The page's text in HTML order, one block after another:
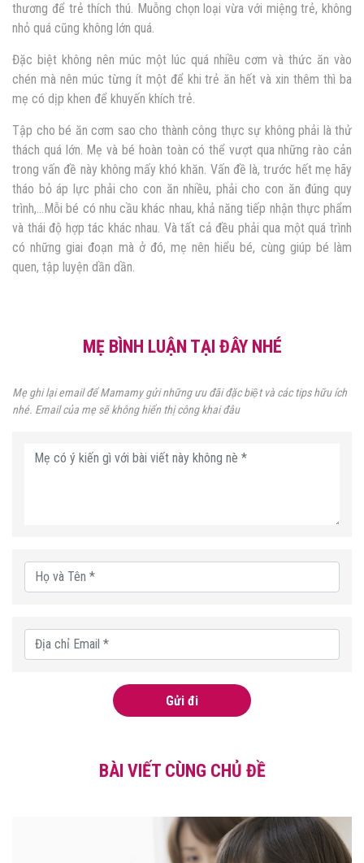
thương để trẻ thích thú. Muỗng chọn loại vừa với miệng trẻ, không
nhỏ quá cũng không lớn quá.
Đặc biệt không nên múc một lúc quá nhiều cơm và thức ăn vào
chén mà nên múc từng ít một để khi trẻ ăn hết và xin thêm thì ba
mẹ có dịp khen để khuyến khích trẻ.
Tập cho bé ăn cơm sao cho thành công thực sự không phải là thử
thách quá lớn. Mẹ và bé hoàn toàn có thể vượt qua những rào cản
trong vấn đề này không mấy khó khăn. Vấn đề là, trước hết mẹ hãy
tháo bỏ áp lực phải cho con ăn nhiều, phải cho con ăn đúng quy
trình,…Mỗi bé có nhu cầu khác nhau, khả năng tiếp nhận thực phẩm
và thái độ hợp tác khác nhau. Và tất cả đều phải qua một quá trình
có những giai đoạn mà ở đó, mẹ nên hiểu bé, cùng giúp bé làm
quen, tập luyện dần dần.
MẸ BÌNH LUẬN TẠI ĐÂY NHÉ
Mẹ ghi lại email để Mamamy gửi những ưu đãi đặc biệt và các tips hữu ích
nhé. Email của mẹ sẽ không hiển thị công khai đâu
Gửi đi
BÀI VIẾT CÙNG CHỦ ĐỀ